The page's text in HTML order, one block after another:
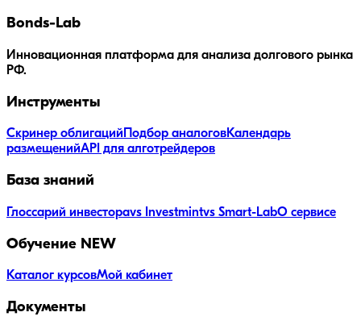
Bonds-Lab
Инновационная платформа для анализа долгового рынка
РФ.
Инструменты
Скринер облигацийПодбор аналоговКалендарь
размещенийAPI для алготрейдеров
База знаний
Глоссарий инвестораvs Investmintvs Smart-LabО сервисе
Обучение NEW
Каталог курсовМой кабинет
Документы